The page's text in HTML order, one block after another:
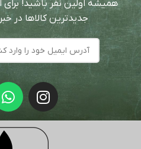
همیشه اولین نفر باشید!
جدیدترین کالاها در